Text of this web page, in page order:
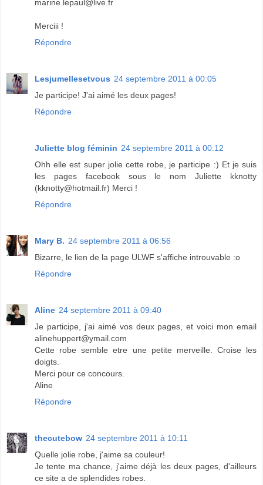
marine.lepaul@live.fr
Merciii !
Répondre
Lesjumellesetvous 24 septembre 2011 à 00:05
Je participe! J'ai aimé les deux pages!
Répondre
Juliette blog féminin 24 septembre 2011 à 00:12
Ohh elle est super jolie cette robe, je participe :) Et je suis
les pages facebook sous le nom Juliette kknotty
(kknotty@hotmail.fr) Merci !
Répondre
Mary B. 24 septembre 2011 à 06:56
Bizarre, le lien de la page ULWF s'affiche introuvable :o
Répondre
Aline 24 septembre 2011 à 09:40
Je participe, j'ai aimé vos deux pages, et voici mon email
alinehuppert@ymail.com
Cette robe semble etre une petite merveille. Croise les
doigts.
Merci pour ce concours.
Aline
Répondre
thecutebow 24 septembre 2011 à 10:11
Quelle jolie robe, j'aime sa couleur!
Je tente ma chance, j'aime déjà les deux pages, d'ailleurs
ce site a de splendides robes.